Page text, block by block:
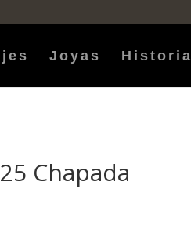
Joyas Historia
Chapada